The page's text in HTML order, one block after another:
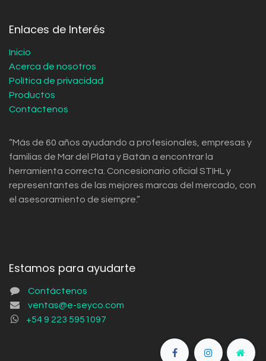
Enlaces de Interés
Inicio
Acerca de nosotros
Política de privacidad
Productos
Contáctenos
“Más de 60 años ayudando a profesionales, empresas y
familias de Mar del Plata y Batán a encontrar la
herramienta correcta. Concesionario oficial STIHL y
representantes de las mejores marcas del mercado, con
el asesoramiento de siempre.”
Estamos para ayudarte
Contáctenos
ventas@e-seyco.com
+54 9 223 5951097